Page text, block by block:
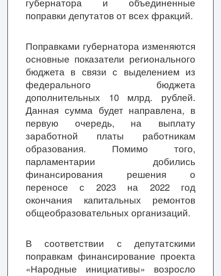
поправки депутатов от всех фракций.
Поправками губернатора изменяются
основные показатели регионального
бюджета в связи с выделением из
федерального бюджета
дополнительных 10 млрд. рублей.
Данная сумма будет направлена, в
первую очередь, на выплату
заработной платы работникам
образования. Помимо того,
парламентарии добились
финансирования решения о
переносе с 2023 на 2022 год
окончания капитальных ремонтов
общеобразовательных организаций.
В соответствии с депутатскими
поправкам финансирование проекта
«Народные инициативы» возросло